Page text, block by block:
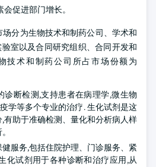
促进部门增长。
分为生物技术和制药公司、学术和
室以及合同研究组织、合同开发和
技术和制药公司所占市场份额为
诊断检测,支持患者在病理学,微生物
学等多个专业的治疗. 生化试剂是这
有助于准确检测、量化和分析病人样
服务,包括住院护理、门诊服务、紧
化试剂用于各种诊断和治疗应用,从